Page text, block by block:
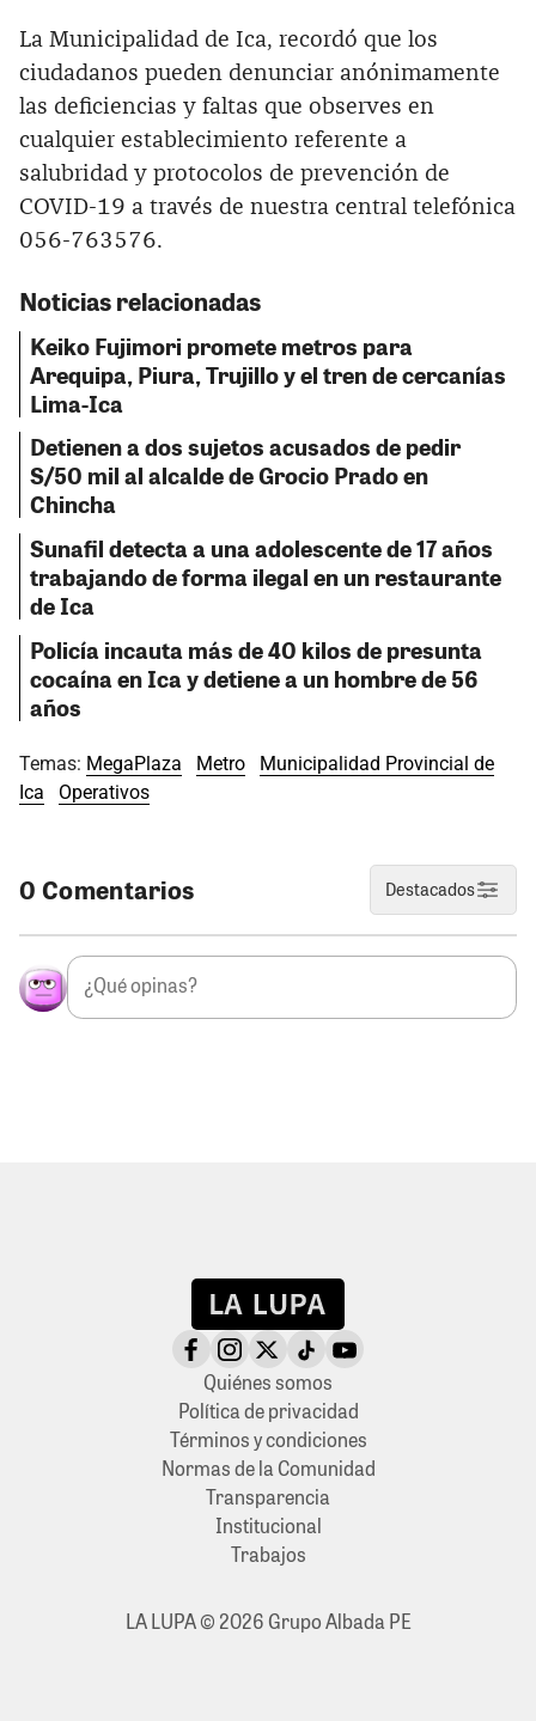
La Municipalidad de Ica, recordó que los
ciudadanos pueden denunciar anónimamente
las deficiencias y faltas que observes en
cualquier establecimiento referente a
salubridad y protocolos de prevención de
COVID-19 a través de nuestra central telefónica
056-763576.
Noticias relacionadas
Keiko Fujimori promete metros para
Arequipa, Piura, Trujillo y el tren de cercanías
Lima-Ica
Detienen a dos sujetos acusados de pedir
S/50 mil al alcalde de Grocio Prado en
Chincha
Sunafil detecta a una adolescente de 17 años
trabajando de forma ilegal en un restaurante
de Ica
Policía incauta más de 40 kilos de presunta
cocaína en Ica y detiene a un hombre de 56
años
Temas: MegaPlaza Metro
Municipalidad Provincial de
Ica
Operativos
0 Comentarios Destacados
Quiénes somos
Política de privacidad
Términos y condiciones
Normas de la Comunidad
Transparencia
Institucional
Trabajos
LA LUPA © 2026 Grupo Albada PE